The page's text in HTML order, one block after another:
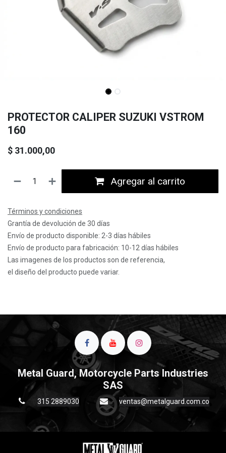
PROTECTOR CALIPER SUZUKI VSTROM
160
$ 31.000,00
Agregar al carrito
Términos y condiciones
Grantía de devolución de 30 días
Envío de producto disponible: 2-3 días hábiles
Envío de producto para fabricación: 10-12 días hábiles
Las imagenes de los productos son de referencia,
el diseño del producto puede variar.
Metal Guard, Motorcycle Parts Industries
SAS
315 2889030 ventas@metalguard.com.co